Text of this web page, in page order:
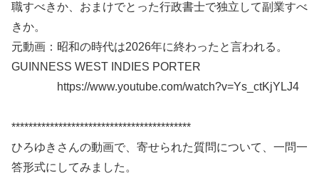
職すべきか、おまけでとった行政書士で独立して副業すべ
きか。
元動画：昭和の時代は2026年に終わったと言われる。
GUINNESS WEST INDIES PORTER
https://www.youtube.com/watch?v=Ys_ctKjYLJ4
******************************************
ひろゆきさんの動画で、寄せられた質問について、一問一
答形式にしてみました。